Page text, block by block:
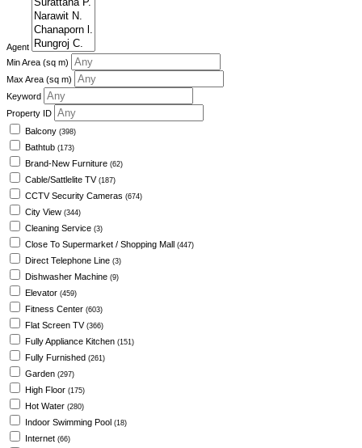
Agent
Min Area (sq m)
Max Area (sq m)
Keyword
Property ID
Balcony (398)
Bathtub (173)
Brand-New Furniture (62)
Cable/Sattlelite TV (187)
CCTV Security Cameras (674)
City View (344)
Cleaning Service (3)
Close To Supermarket / Shopping Mall (447)
Direct Telephone Line (3)
Dishwasher Machine (9)
Elevator (459)
Fitness Center (603)
Flat Screen TV (366)
Fully Appliance Kitchen (151)
Fully Furnished (261)
Garden (297)
High Floor (175)
Hot Water (280)
Indoor Swimming Pool (18)
Internet (66)